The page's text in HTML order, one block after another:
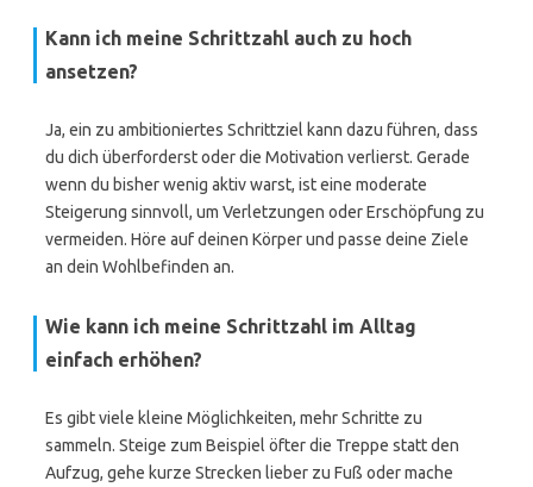
Kann ich meine Schrittzahl auch zu hoch
ansetzen?
Ja, ein zu ambitioniertes Schrittziel kann dazu führen, dass
du dich überforderst oder die Motivation verlierst. Gerade
wenn du bisher wenig aktiv warst, ist eine moderate
Steigerung sinnvoll, um Verletzungen oder Erschöpfung zu
vermeiden. Höre auf deinen Körper und passe deine Ziele
an dein Wohlbefinden an.
Wie kann ich meine Schrittzahl im Alltag
einfach erhöhen?
Es gibt viele kleine Möglichkeiten, mehr Schritte zu
sammeln. Steige zum Beispiel öfter die Treppe statt den
Aufzug, gehe kurze Strecken lieber zu Fuß oder mache